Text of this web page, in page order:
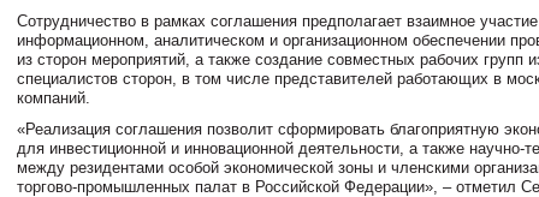
Сотрудничество в рамках соглашения предполагает взаимное
информационном, аналитическом и организационном обеспечении
из сторон мероприятий, а также создание совместных рабочих групп
специалистов сторон, в том числе представителей работающих в
компаний.
«Реализация соглашения позволит сформировать благоприятную
для инвестиционной и инновационной деятельности, а также научно-
между резидентами особой экономической зоны и членскими
торгово-промышленных палат в Российской Федерации», – отметил